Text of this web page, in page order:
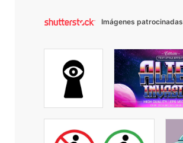
Imágenes patrocinadas